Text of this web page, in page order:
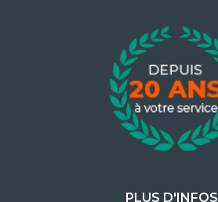
PLUS D'INFOS